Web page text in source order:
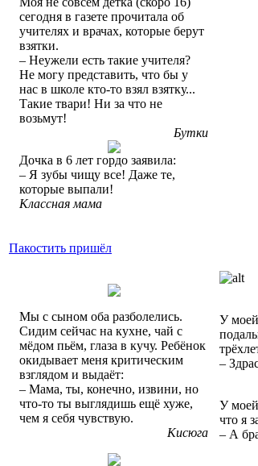
сегодня в газете прочитала об
учителях и врачах, которые берут
взятки.
– Неужели есть такие учителя?
Не могу представить, что бы у
нас в школе кто-то взял взятку...
Такие твари! Ни за что не
возьмут!
Бутки
Дочка в 6 лет гордо заявила:
– Я зубы чищу все! Даже те,
которые выпали!
Классная мама
Пакостить пришёл
Мы с сыном оба разболелись.
Сидим сейчас на кухне, чай с
мёдом пьём, глаза в кучу. Ребёнок
окидывает меня критическим
взглядом и выдаёт:
– Мама, ты, конечно, извини, но
что-то ты выглядишь ещё хуже,
чем я себя чувствую.
Кисюга
У
–
У моей
что я
– А